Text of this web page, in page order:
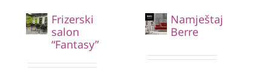
Frizerski
salon
“Fantasy”
Namještaj
Berre